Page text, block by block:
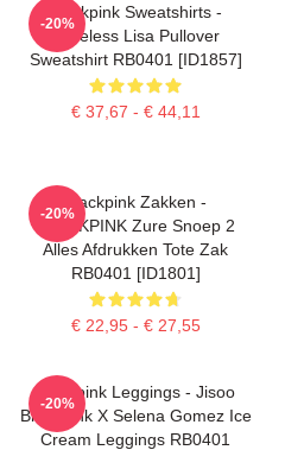
Blackpink Sweatshirts -
Faceless Lisa Pullover
Sweatshirt RB0401 [ID1857]
€ 37,67 - € 44,11
-20%
Blackpink Zakken -
BLACKPINK Zure Snoep 2
Alles Afdrukken Tote Zak
RB0401 [ID1801]
€ 22,95 - € 27,55
-20%
Blackpink Leggings - Jisoo
BlackPink X Selena Gomez Ice
Cream Leggings RB0401
-20%